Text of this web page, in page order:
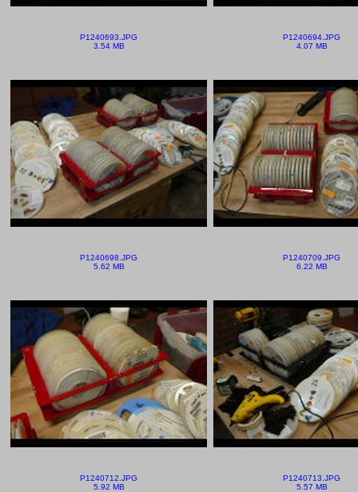
P1240693.JPG
3.54 MB
P1240694.JPG
4.07 MB
P1240698.JPG
5.62 MB
P1240709.JPG
6.22 MB
P1240712.JPG
5.92 MB
P1240713.JPG
5.57 MB